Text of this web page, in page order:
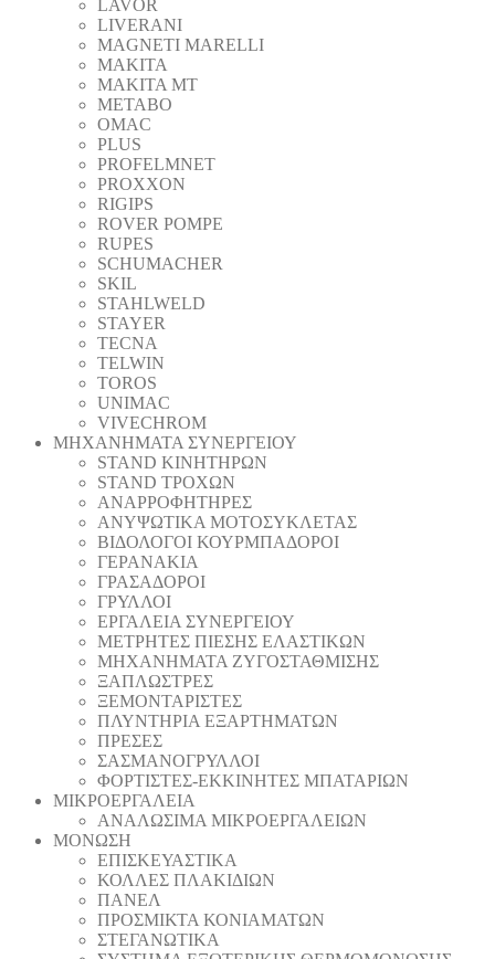
LAVOR
LIVERANI
MAGNETI MARELLI
MAKITA
MAKITA MT
METABO
OMAC
PLUS
PROFELMNET
PROXXON
RIGIPS
ROVER POMPE
RUPES
SCHUMACHER
SKIL
STAHLWELD
STAYER
TECNA
TELWIN
TOROS
UNIMAC
VIVECHROM
ΜΗΧΑΝΗΜΑΤΑ ΣΥΝΕΡΓΕΙΟΥ
STAND ΚΙΝΗΤΗΡΩΝ
STAND ΤΡΟΧΩΝ
ΑΝΑΡΡΟΦΗΤΗΡΕΣ
ΑΝΥΨΩΤΙΚΑ ΜΟΤΟΣΥΚΛΕΤΑΣ
ΒΙΔΟΛΟΓΟΙ ΚΟΥΡΜΠΑΔΟΡΟΙ
ΓΕΡΑΝΑΚΙΑ
ΓΡΑΣΑΔΟΡΟΙ
ΓΡΥΛΛΟΙ
ΕΡΓΑΛΕΙΑ ΣΥΝΕΡΓΕΙΟΥ
ΜΕΤΡΗΤΕΣ ΠΙΕΣΗΣ ΕΛΑΣΤΙΚΩΝ
ΜΗΧΑΝΗΜΑΤΑ ΖΥΓΟΣΤΑΘΜΙΣΗΣ
ΞΑΠΛΩΣΤΡΕΣ
ΞΕΜΟΝΤΑΡΙΣΤΕΣ
ΠΛΥΝΤΗΡΙΑ ΕΞΑΡΤΗΜΑΤΩΝ
ΠΡΕΣΕΣ
ΣΑΣΜΑΝΟΓΡΥΛΛΟΙ
ΦΟΡΤΙΣΤΕΣ-ΕΚΚΙΝΗΤΕΣ ΜΠΑΤΑΡΙΩΝ
ΜΙΚΡΟΕΡΓΑΛΕΙΑ
ΑΝΑΛΩΣΙΜΑ ΜΙΚΡΟΕΡΓΑΛΕΙΩΝ
ΜΟΝΩΣΗ
ΕΠΙΣΚΕΥΑΣΤΙΚΑ
ΚΟΛΛΕΣ ΠΛΑΚΙΔΙΩΝ
ΠΑΝΕΛ
ΠΡΟΣΜΙΚΤΑ ΚΟΝΙΑΜΑΤΩΝ
ΣΤΕΓΑΝΩΤΙΚΑ